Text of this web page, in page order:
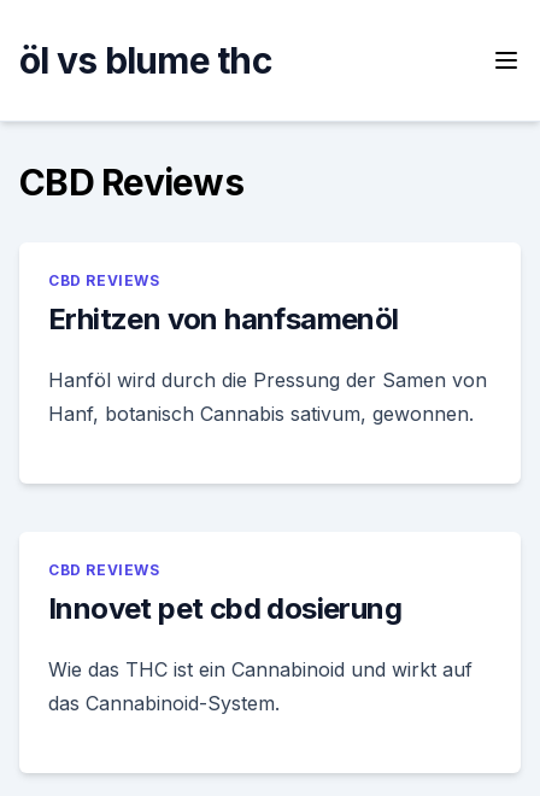
content
öl vs blume thc
CBD Reviews
CBD REVIEWS
Erhitzen von hanfsamenöl
Hanföl wird durch die Pressung der Samen von
Hanf, botanisch Cannabis sativum, gewonnen.
CBD REVIEWS
Innovet pet cbd dosierung
Wie das THC ist ein Cannabinoid und wirkt auf
das Cannabinoid-System.